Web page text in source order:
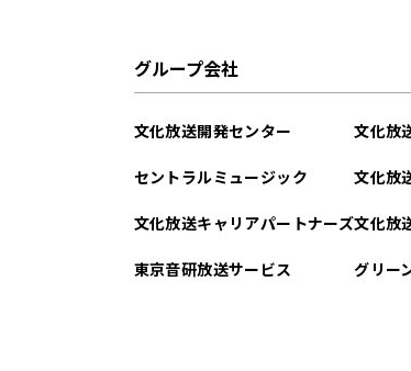
グループ会社
文化放送開発センター
セントラルミュージック
文化放送キャリアパートナーズ
東京音研放送サービス
文化放
文化放
文化放
グリー